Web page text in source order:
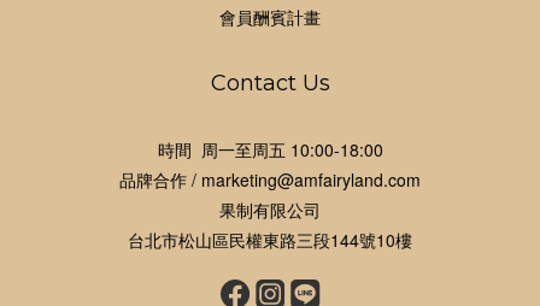
會員酬賓計畫
Contact Us
時間 周一至周五 10:00-18:00
品牌合作 / marketing@amfairyland.com
果制有限公司
台北市松山區民權東路三段144號10樓